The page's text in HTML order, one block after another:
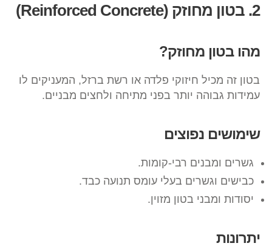
2. בטון מחוזק (Reinforced Concrete)
מהו בטון מחוזק?
בטון זה מכיל חיזוקי פלדה או רשת ברזל, המעניקים לו
עמידות גבוהה יותר בפני מתיחה ולחצים מבניים.
שימושים נפוצים
גשרים ומבנים רבי-קומות.
כבישים וגשרים בעלי עומס תנועה כבד.
יסודות ומבני בטון מזוין.
יתרונות